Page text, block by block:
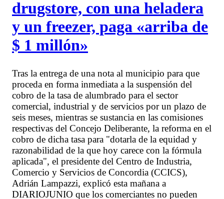
drugstore, con una heladera
y un freezer, paga «arriba de
$ 1 millón»
Tras la entrega de una nota al municipio para que
proceda en forma inmediata a la suspensión del
cobro de la tasa de alumbrado para el sector
comercial, industrial y de servicios por un plazo de
seis meses, mientras se sustancia en las comisiones
respectivas del Concejo Deliberante, la reforma en el
cobro de dicha tasa para "dotarla de la equidad y
razonabilidad de la que hoy carece con la fórmula
aplicada", el presidente del Centro de Industria,
Comercio y Servicios de Concordia (CCICS),
Adrián Lampazzi, explicó esta mañana a
DIARIOJUNIO que los comerciantes no pueden